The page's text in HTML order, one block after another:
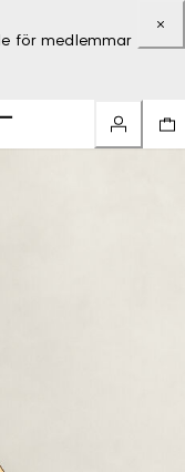
för medlemmar